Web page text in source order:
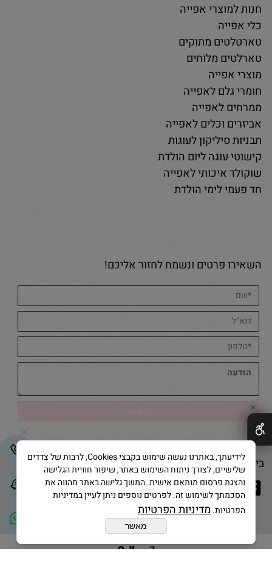
חנות למוצרי אפייה
כלי אפייה
טארטלטים מתוקים
טארלטים מלוחים
מוצרי אפייה
חומרי גלם לאפייה
ממרחים לאפייה
אביזרים וכלים לאפייה
תבניות סיליקון לעוגות
קישוטי עוגה ליום הולדת
שוקולד איכותי לאפייה
חד פעמי לימי הולדת
השאירו פרטים ונשמח לחזור אליכם!
בייק אנד קייק © 2025 All Rights Reserved
✕
לידיעתך, באתרנו נעשה שימוש בקבצי Cookies, לרבות של צדדים
שלישיים, לצורך ניתוח השימוש באתר, שיפור חוויית הגלישה
והצגת פרסום מותאם אישית. המשך גלישה באתר מהווה את
הסכמתך לשימוש זה. לפרטים נוספים ניתן לעיין במדיניות
הפרטיות.מדיניות הפרטיות
מאשר